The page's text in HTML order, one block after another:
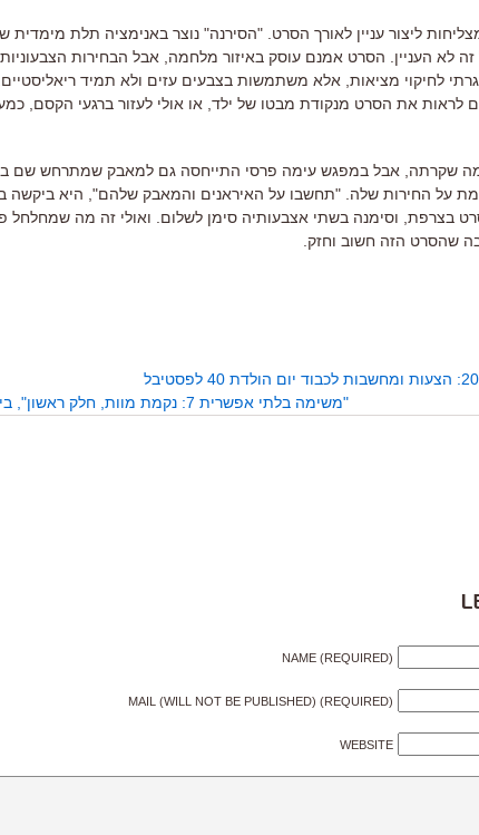
מצליחות ליצור עניין לאורך הסרט. "הסירנה" נוצר באנימציה תלת
לא העניין. הסרט אמנם עוסק באיזור מלחמה, אבל הבחירות
לחיקוי מציאות, אלא משתמשות בצבעים עזים ולא תמיד ריאליסטיים.
לראות את הסרט מנקודת מבטו של ילד, או אולי לעזור ברגעי הקסם,
שקרתה, אבל במפגש עימה פרסי התייחסה גם למאבק שמתרחש שם
על החירות שלה. "תחשבו על האיראנים והמאבק שלהם", היא ביקשה
בצרפת, וסימנה בשתי אצבעותיה סימן לשלום. ואולי זה מה שמחלחל
שהסרט הזה חשוב וחזק.
"משימה בלתי אפשרית 7: נקמת מוות, חלק ראשון", ביקורת
NAME (REQUIRED)
MAIL (WILL NOT BE PUBLISHED) (REQUIRED)
WEBSITE